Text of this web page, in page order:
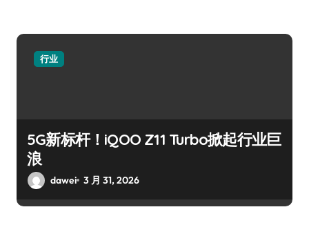
行业
5G新标杆！iQOO Z11 Turbo掀起行业巨
浪
dawei 3 月 31, 2026